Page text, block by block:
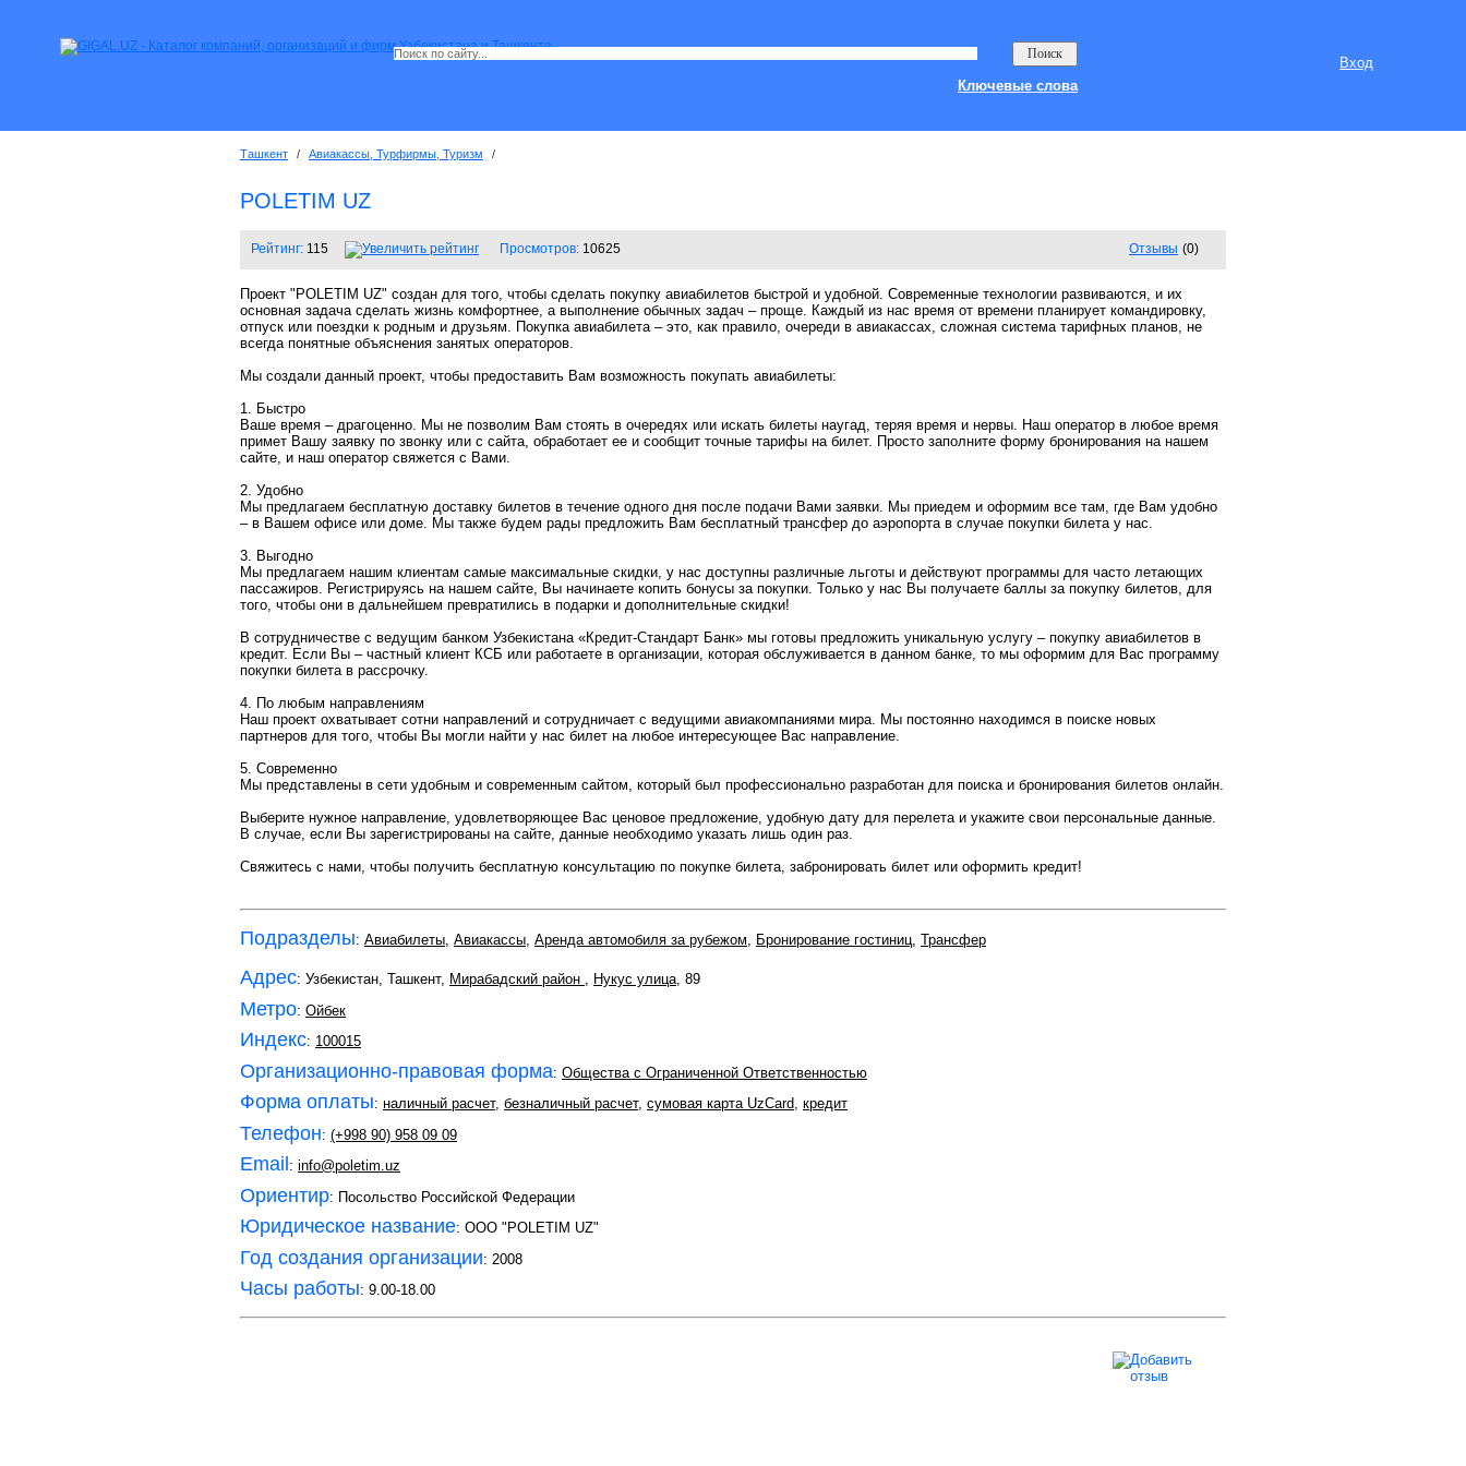
Вход
Ключевые слова
Ташкент / Авиакассы, Турфирмы, Туризм /
POLETIM UZ
Рейтинг: 115 Просмотров: 10625 Отзывы (0)
Проект "POLETIM UZ" создан для того, чтобы сделать покупку авиабилетов быстрой и удобной. Современные технологии развиваются, и их
основная задача сделать жизнь комфортнее, а выполнение обычных задач – проще. Каждый из нас время от времени планирует командировку,
отпуск или поездки к родным и друзьям. Покупка авиабилета – это, как правило, очереди в авиакассах, сложная система тарифных планов, не
всегда понятные объяснения занятых операторов.
Мы создали данный проект, чтобы предоставить Вам возможность покупать авиабилеты:
1. Быстро
Ваше время – драгоценно. Мы не позволим Вам стоять в очередях или искать билеты наугад, теряя время и нервы. Наш оператор в любое время
примет Вашу заявку по звонку или с сайта, обработает ее и сообщит точные тарифы на билет. Просто заполните форму бронирования на нашем
сайте, и наш оператор свяжется с Вами.
2. Удобно
Мы предлагаем бесплатную доставку билетов в течение одного дня после подачи Вами заявки. Мы приедем и оформим все там, где Вам удобно
– в Вашем офисе или доме. Мы также будем рады предложить Вам бесплатный трансфер до аэропорта в случае покупки билета у нас.
3. Выгодно
Мы предлагаем нашим клиентам самые максимальные скидки, у нас доступны различные льготы и действуют программы для часто летающих
пассажиров. Регистрируясь на нашем сайте, Вы начинаете копить бонусы за покупки. Только у нас Вы получаете баллы за покупку билетов, для
того, чтобы они в дальнейшем превратились в подарки и дополнительные скидки!
В сотрудничестве с ведущим банком Узбекистана «Кредит-Стандарт Банк» мы готовы предложить уникальную услугу – покупку авиабилетов в
кредит. Если Вы – частный клиент КСБ или работаете в организации, которая обслуживается в данном банке, то мы оформим для Вас программу
покупки билета в рассрочку.
4. По любым направлениям
Наш проект охватывает сотни направлений и сотрудничает с ведущими авиакомпаниями мира. Мы постоянно находимся в поиске новых
партнеров для того, чтобы Вы могли найти у нас билет на любое интересующее Вас направление.
5. Современно
Мы представлены в сети удобным и современным сайтом, который был профессионально разработан для поиска и бронирования билетов онлайн.
Выберите нужное направление, удовлетворяющее Вас ценовое предложение, удобную дату для перелета и укажите свои персональные данные.
В случае, если Вы зарегистрированы на сайте, данные необходимо указать лишь один раз.
Свяжитесь с нами, чтобы получить бесплатную консультацию по покупке билета, забронировать билет или оформить кредит!
Подразделы: Авиабилеты, Авиакассы, Аренда автомобиля за рубежом, Бронирование гостиниц, Трансфер
Адрес: Узбекистан, Ташкент, Мирабадский район , Нукус улица, 89
Метро: Ойбек
Индекс: 100015
Организационно-правовая форма: Общества с Ограниченной Ответственностью
Форма оплаты: наличный расчет, безналичный расчет, сумовая карта UzCard, кредит
Телефон: (+998 90) 958 09 09
Email : info@poletim.uz
Ориентир: Посольство Российской Федерации
Юридическое название: ООО "POLETIM UZ"
Год создания организации: 2008
Часы работы: 9.00-18.00